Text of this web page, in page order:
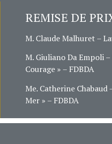
REMISE DE
M. Claude Malhuret –
M. Giuliano Da Empoli
Courage » – FDBDA
Me. Catherine Chabaud
Mer » – FDBDA